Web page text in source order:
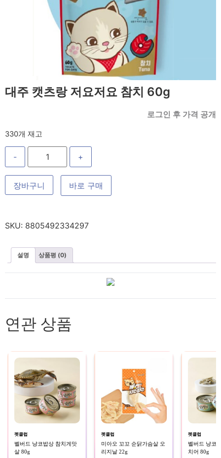
대주 캣츠랑 저요저요 참치 60g
로그인 후 가격 공개
330개 재고
- +
장바구니 바로 구매
SKU: 8805492334297
설명 상품평 (0)
연관 상품
펫클럽
벨버드 냥코밥상 참치게맛
살 80g
펫클럽
미아오 꼬꼬 순닭가슴살 오
리지날 22g
펫클럽
벨버드 냥코
치어 80g